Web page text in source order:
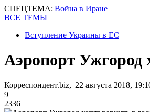
СПЕЦТЕМА: Война в Иране
ВСЕ ТЕМЫ
Вступление Украины в ЕС
Аэропорт Ужгород
Корреспондент.biz, 22 августа 2018,
9
2336